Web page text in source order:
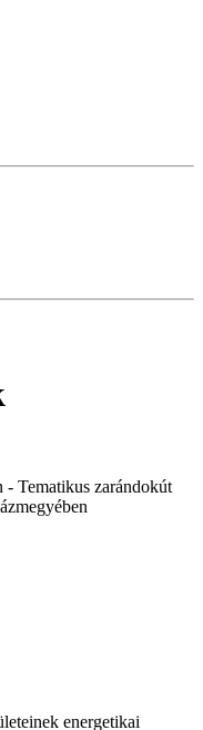
- Tematikus zarándokút
energetikai